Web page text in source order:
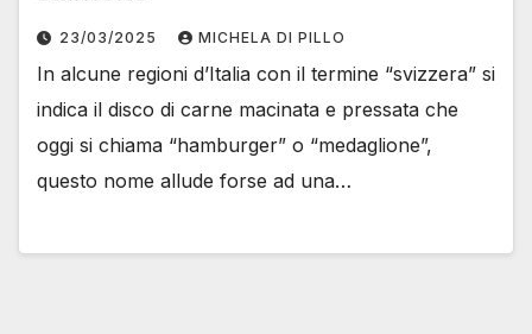
23/03/2025 MICHELA DI PILLO
In alcune regioni d’Italia con il termine “svizzera” si
indica il disco di carne macinata e pressata che
oggi si chiama “hamburger” o “medaglione”,
questo nome allude forse ad una…